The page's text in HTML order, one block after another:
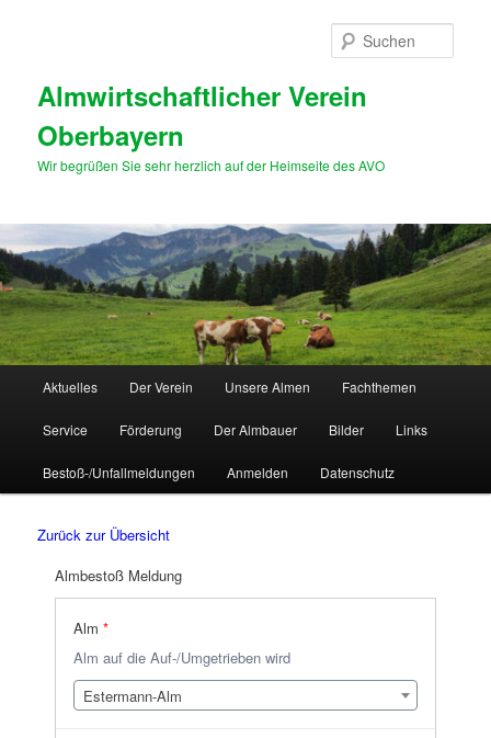
Almwirtschaftlicher Verein
Oberbayern
Wir begrüßen Sie sehr herzlich auf der Heimseite des AVO
Aktuelles Der Verein Unsere Almen Fachthemen
Service Förderung Der Almbauer Bilder Links
Bestoß-/Unfallmeldungen Anmelden Datenschutz
Zurück zur Übersicht
Almbestoß Meldung
Alm*
Alm auf die Auf-/Umgetrieben wird
Estermann-Alm